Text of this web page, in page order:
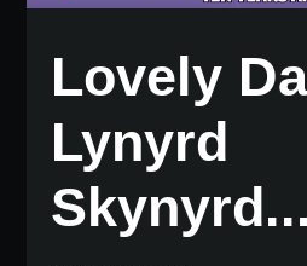
Lovely
Lynyrd
Skynyrd...